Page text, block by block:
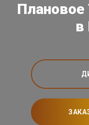
Плановое
в